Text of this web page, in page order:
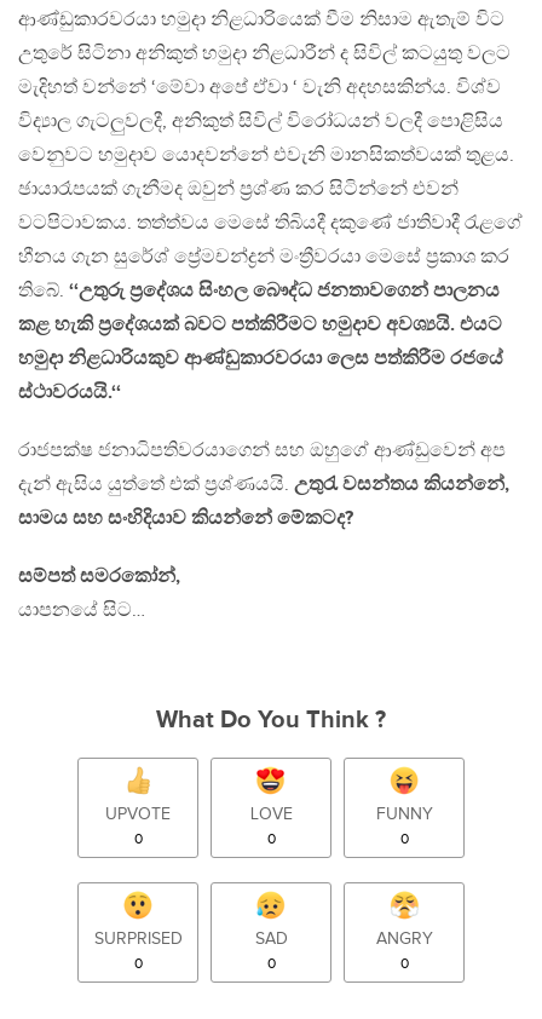
ආණ්ඩුකාරවරයා හමුදා නිළධාරියෙක් වීම නිසාම ඇතැම් විට
උතුරේ සිටිනා අනිකුත් හමුදා නිළධාරීන් ද සිවිල් කටයුතු වලට
මැදිහත් වන්නේ ‘මේවා අපේ ඒවා ‘ වැනි අදහසකින්ය. විශ්ව
විද්‍යාල ගැටලුවලදී, අනිකුත් සිවිල් විරෝධයන් වලදී පොළිසිය
වෙනුවට හමුදාව යොදවන්නේ එවැනි මානසිකත්වයක් තුළය.
ඡායාරෑපයක් ගැනීමද ඔවුන් ප්‍රශ්ණ කර සිටින්නේ එවන්
වටපිටාවකය. තත්ත්වය මෙසේ තිබියදී දකුණේ ජාතිවාදී රැළගේ
හීනය ගැන සුරේශ් ප්‍රේමචන්ද්‍රන් මංත්‍රීවරයා මෙසේ ප්‍රකාශ කර
තිබේ. ‘‘උතුරු ප්‍රදේශය සිංහල බෞද්ධ ජනතාවගෙන් පාලනය
කළ හැකි ප්‍රදේශයක් බවට පත්කිරීමට හමුදාව අවශ්‍යයි. එයට
හමුදා නිළධාරියකුව ආණ්ඩුකාරවරයා ලෙස පත්කිරීම රජයේ
ස්ථාවරයයි.‘‘
රාජපක්ෂ ජනාධිපතිවරයාගෙන් සහ ඔහුගේ ආණ්ඩුවෙන් අප
දැන් ඇසිය යුත්තේ එක් ප්‍රශ්ණයයි. උතුරැ වසන්තය කියන්නේ,
සාමය සහ සංහිදියාව කියන්නේ මේකටද?
සම්පත් සමරකෝන්,
යාපනයේ සිට…
What Do You Think ?
UPVOTE
0
LOVE
0
FUNNY
0
SURPRISED
0
SAD
0
ANGRY
0